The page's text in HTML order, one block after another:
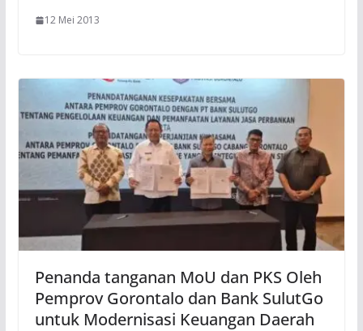
12 Mei 2013
Penanda tanganan MoU dan PKS Oleh
Pemprov Gorontalo dan Bank SulutGo
untuk Modernisasi Keuangan Daerah